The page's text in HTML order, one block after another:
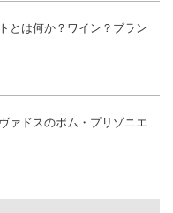
とは何か？ワイン？ブラン
ァドスのポム・プリゾニエ